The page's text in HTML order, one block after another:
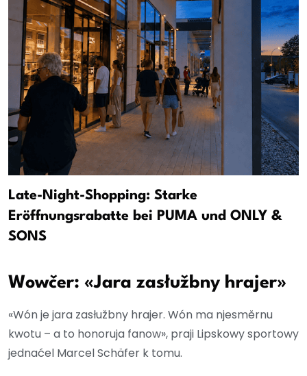
Late-Night-Shopping: Starke
Eröffnungsrabatte bei PUMA und ONLY &
SONS
Wowčer: «Jara zasłužbny hrajer»
«Wón je jara zasłužbny hrajer. Wón ma njesměrnu
kwotu – a to honoruja fanow», praji Lipskowy sportowy
jednaćel Marcel Schäfer k tomu.